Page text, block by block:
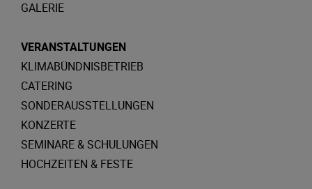
GALERIE
VERANSTALTUNGEN
KLIMABÜNDNISBETRIEB
CATERING
SONDERAUSSTELLUNGEN
KONZERTE
SEMINARE & SCHULUNGEN
HOCHZEITEN & FESTE